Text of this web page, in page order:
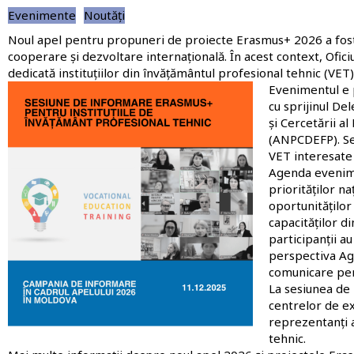
Evenimente Noutăți
Noul apel pentru propuneri de proiecte Erasmus+ 2026 a
cooperare și dezvoltare internațională. În acest context,
dedicată instituțiilor din învățământul profesional tehnic (VET)
Evenimentul
cu sprijinul
și Cercetării al
(ANPCDEFP).
VET
Agenda
priorităților
oportunităților
capacităților
participanții
perspectiva
comunicare
La sesiunea
centrelor de
reprezentanți
tehnic.